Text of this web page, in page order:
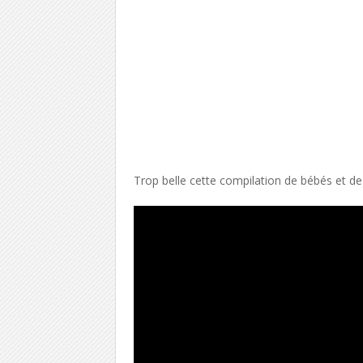
Trop belle cette compilation de bébés et